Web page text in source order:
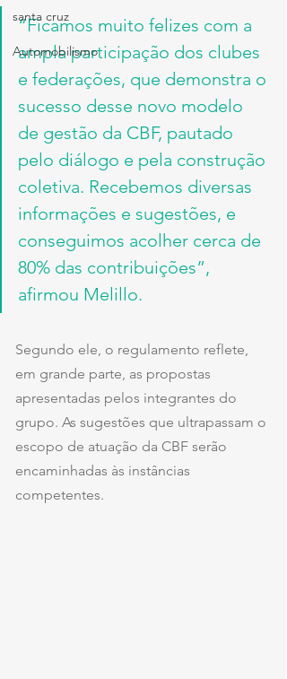
santa cruz
Automobilismo
“Ficamos muito felizes com a
ampla participação dos clubes
e federações, que demonstra o
sucesso desse novo modelo
de gestão da CBF, pautado
pelo diálogo e pela construção
coletiva. Recebemos diversas
informações e sugestões, e
conseguimos acolher cerca de
80% das contribuições”,
afirmou Melillo.
Segundo ele, o regulamento reflete,
em grande parte, as propostas
apresentadas pelos integrantes do
grupo. As sugestões que ultrapassam o
escopo de atuação da CBF serão
encaminhadas às instâncias
competentes.